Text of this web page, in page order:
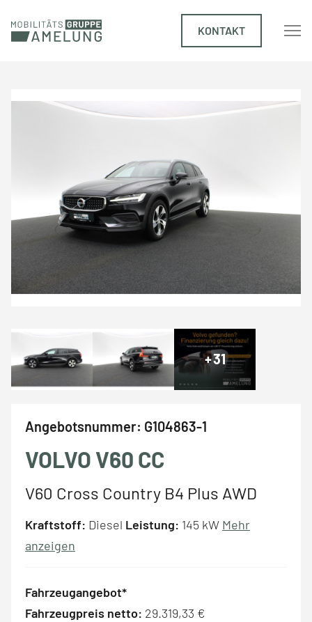
KONTAKT
+31
Angebotsnummer: G104863-1
VOLVO V60 CC
V60 Cross Country B4 Plus AWD
Kraftstoff: Diesel Leistung: 145 kW Mehr
anzeigen
Fahrzeugangebot*
Fahrzeugpreis netto: 29.319,33 €